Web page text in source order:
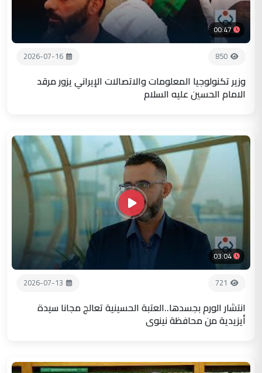
00:47
850
2026-07-16
وزير تكنولوجيا المعلومات والاتصالات الإيراني يزور مرقد
الامام الحسين عليه السلام
03:04
721
2026-07-13
انتشار الورم بجسدها..العتبة الحسينية تعالج مجانا سيدة
أيزيدية من محافظة نينوى